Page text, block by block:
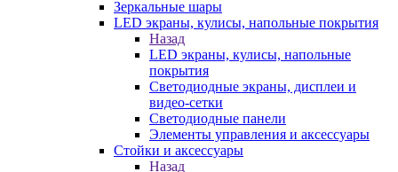
Зеркальные шары
LED экраны, кулисы, напольные покрытия
Назад
LED экраны, кулисы, напольные
покрытия
Светодиодные экраны, дисплеи и
видео-сетки
Светодиодные панели
Элементы управления и аксессуары
Стойки и аксессуары
Назад